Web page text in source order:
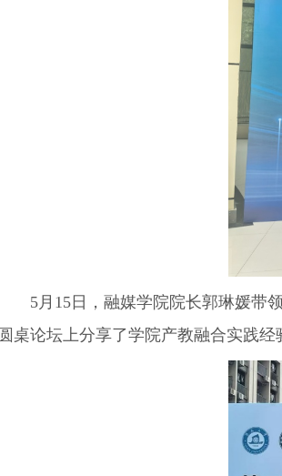
5月15日， 融媒学院院长郭琳媛带
圆桌论坛上分享了学院产教融合实践